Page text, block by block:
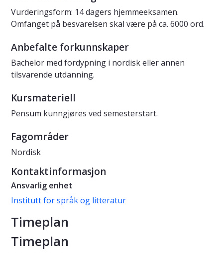
Vurderingsform: 14 dagers hjemmeeksamen.
Omfanget på besvarelsen skal være på ca. 6000 ord.
Anbefalte forkunnskaper
Bachelor med fordypning i nordisk eller annen
tilsvarende utdanning.
Kursmateriell
Pensum kunngjøres ved semesterstart.
Fagområder
Nordisk
Kontaktinformasjon
Ansvarlig enhet
Institutt for språk og litteratur
Timeplan
Timeplan